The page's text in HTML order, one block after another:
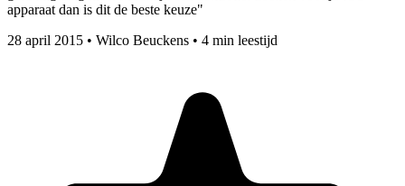
apparaat dan is dit de beste keuze"
28 april 2015 • Wilco Beuckens • 4 min leestijd